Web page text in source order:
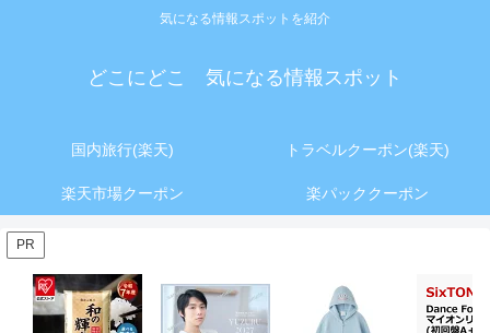
気になる情報スポットを紹介
どこにどこ 気になる情報スポット
国内旅行(楽天) トラベルクーポン(楽天)
楽天市場クーポン 楽パッククーポン
PR